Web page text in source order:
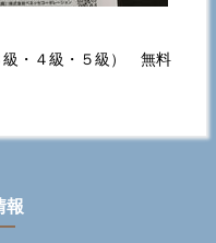
級・４級・５級） 無料
報